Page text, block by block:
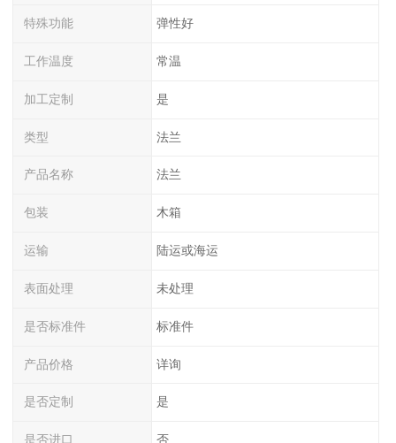
特殊功能 弹性好
工作温度 常温
加工定制 是
类型 法兰
产品名称 法兰
包装 木箱
运输 陆运或海运
表面处理 未处理
是否标准件 标准件
产品价格 详询
是否定制 是
是否进口 否